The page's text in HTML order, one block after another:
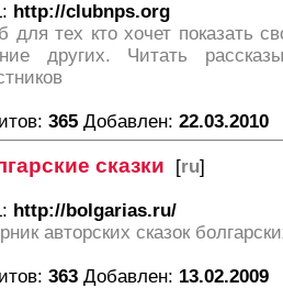
http://clubnps.org
для тех кто хочет показать
других. Читать
365 Добавлен: 22.03.2010
сказки [ru]
http://bolgarias.ru/
авторских сказок
363 Добавлен: 13.02.2009